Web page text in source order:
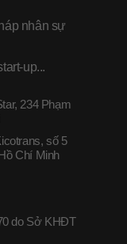
nhân sự
up...
234 Phạm
số 5
Chí Minh
do Sở KHĐT